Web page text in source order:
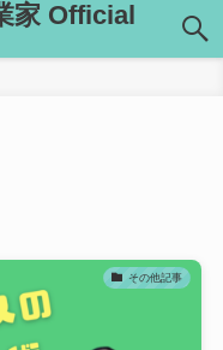
家 Official
その他記事